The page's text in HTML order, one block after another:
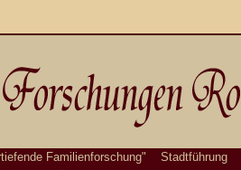
Familienforschung" Stadtführung